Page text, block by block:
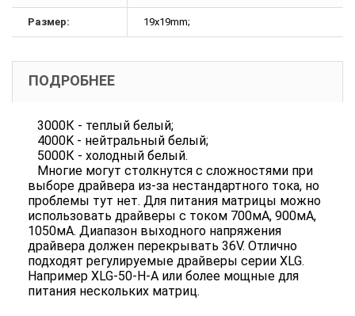
Размер: 19x19mm;
ПОДРОБНЕЕ
3000К - теплый белый;
4000K - нейтральный белый;
5000К - холодный белый.
Многие могут столкнутся с сложностями при
выборе драйвера из-за нестандартного тока, но
проблемы тут нет. Для питания матрицы можно
использовать драйверы с током 700мА, 900мА,
1050мА. Диапазон выходного напряжения
драйвера должен перекрывать 36V. Отлично
подходят регулируемые драйверы серии XLG.
Например XLG-50-H-A или более мощные для
питания нескольких матриц.